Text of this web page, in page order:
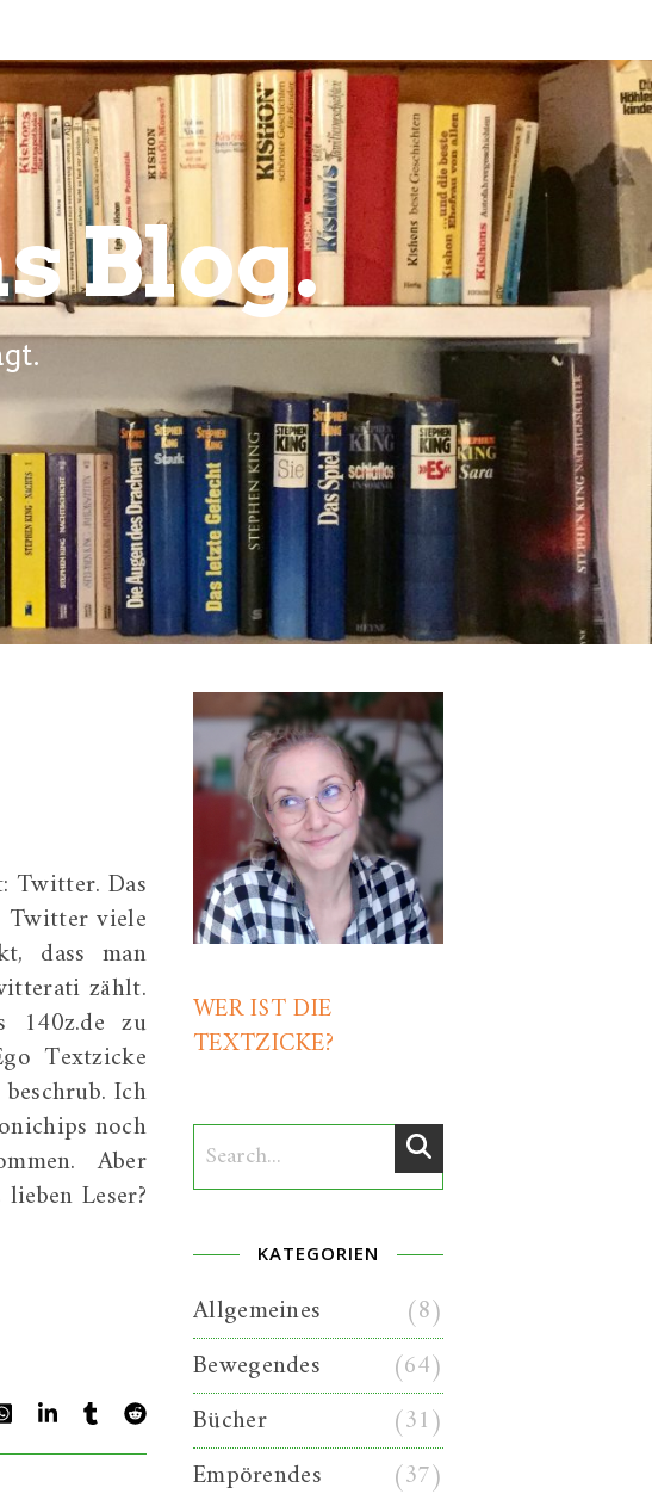
Blog.
Twitter. Das
viele
dass man
zählt.
140z.de zu
Textzicke
Ich
noch
Aber
Leser?
WER IST DIE
TEXTZICKE?
KATEGORIEN
Allgemeines
(8)
Bewegendes
(64)
Bücher
(31)
Empörendes
(37)